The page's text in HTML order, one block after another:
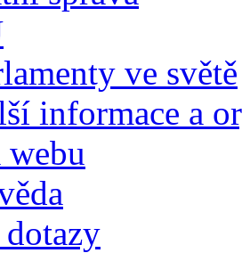
ve světě
informace a
webu
dotazy